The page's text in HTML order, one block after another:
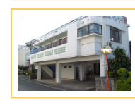
で、ご自身で交換してく
キャンセル料金
あり
不泊 100％
その他 ご利用開始日の30